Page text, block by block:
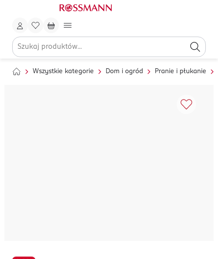
Wszystkie kategorie Dom i ogród Pranie i płukanie